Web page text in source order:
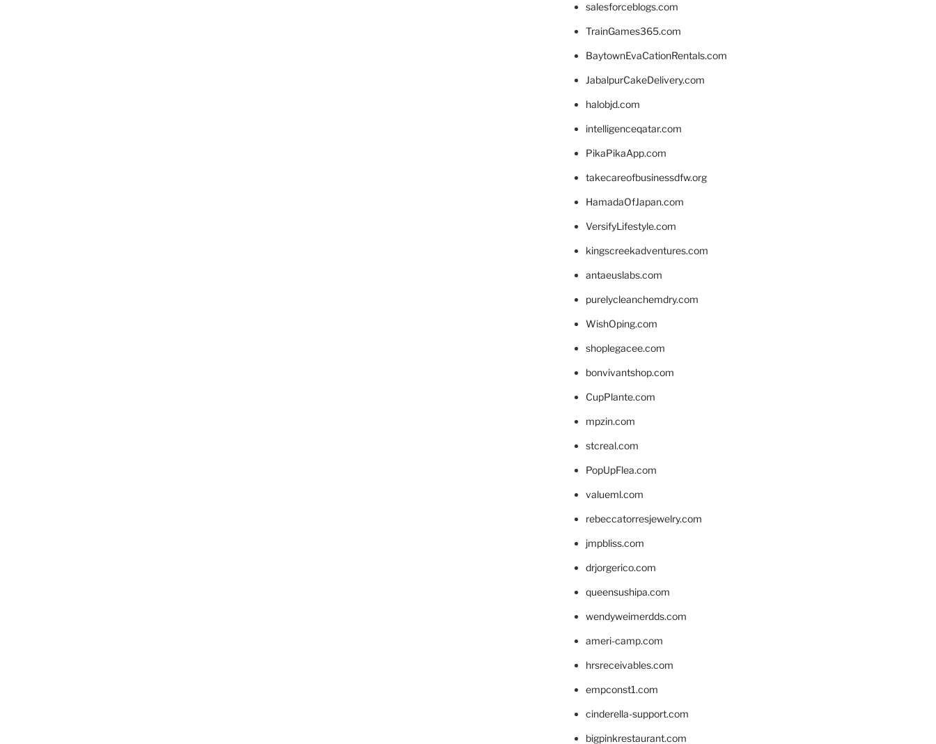
salesforceblogs.com
TrainGames365.com
BaytownEvaCationRentals.com
JabalpurCakeDelivery.com
halobjd.com
intelligenceqatar.com
PikaPikaApp.com
takecareofbusinessdfw.org
HamadaOfJapan.com
VersifyLifestyle.com
kingscreekadventures.com
antaeuslabs.com
purelycleanchemdry.com
WishOping.com
shoplegacee.com
bonvivantshop.com
CupPlante.com
mpzin.com
stcreal.com
PopUpFlea.com
valueml.com
rebeccatorresjewelry.com
jmpbliss.com
drjorgerico.com
queensushipa.com
wendyweimerdds.com
ameri-camp.com
hrsreceivables.com
empconst1.com
cinderella-support.com
bigpinkrestaurant.com